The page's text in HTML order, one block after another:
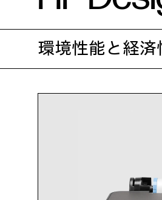
環境性能と経